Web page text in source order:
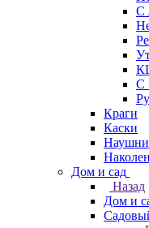
С
С
Краги
Каски
Дом и сад
Назад
Дом и